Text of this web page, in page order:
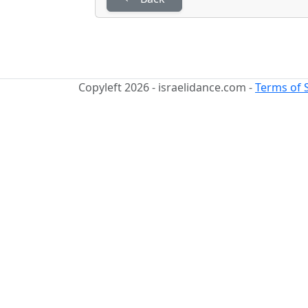
Copyleft 2026 - israelidance.com -Terms of